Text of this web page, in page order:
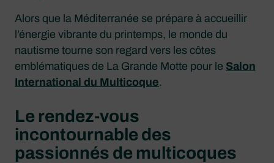
Alors que la Méditerranée se prépare à accueillir
l’énergie vibrante du printemps, le monde du
nautisme tourne son regard vers les côtes
emblématiques de La Grande Motte pour le Salon
International du Multicoque.
Le rendez-vous
incontournable des
passionnés de multicoques